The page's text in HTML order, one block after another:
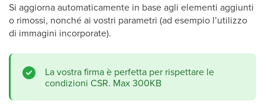
Si aggiorna automaticamente in base agli elementi aggiunti
o rimossi, nonché ai vostri parametri (ad esempio l’utilizzo
di immagini incorporate).
La vostra firma è perfetta per rispettare le
condizioni CSR. Max 300KB